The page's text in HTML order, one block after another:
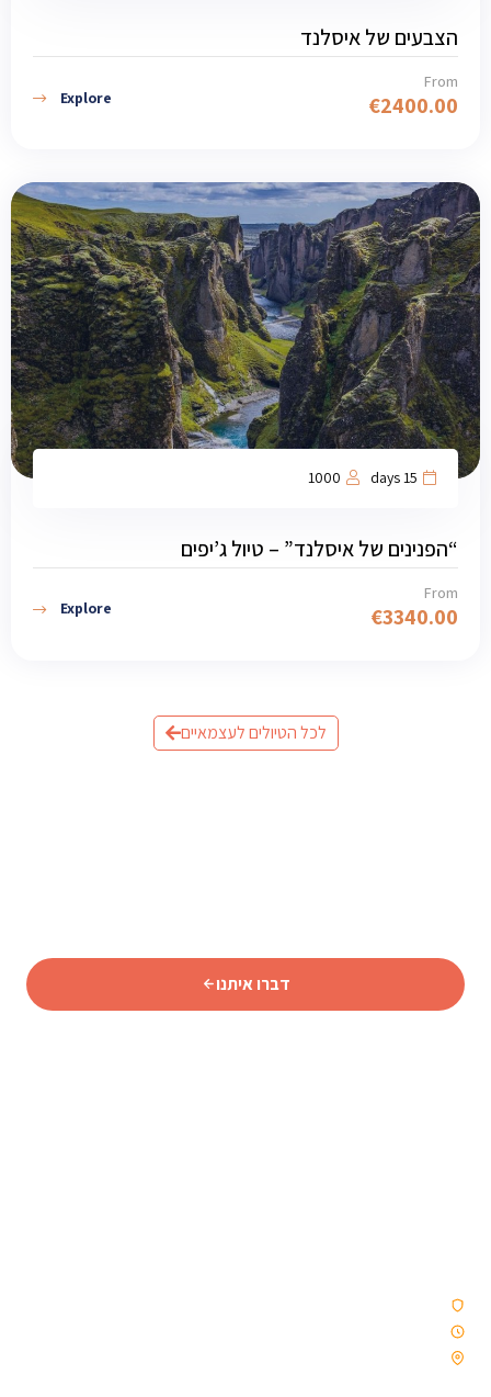
הצבעים של איסלנד
From
€2400.00
Explore
15 days
1000
“הפנינים של איסלנד” – טיול ג’יפים
From
€3340.00
Explore
לכל הטיולים לעצמאיים
דברו איתנו
סוכנות נסיעות מורשית
פועלים מאז 2009
ממוקמת ברייקיאוויק, איסלנד